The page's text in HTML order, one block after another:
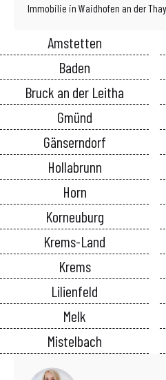
Immobilie in Waidhofen an der
Amstetten
Baden
Bruck an der Leitha
Gmünd
Gänserndorf
Hollabrunn
Horn
Korneuburg
Krems-Land
Krems
Lilienfeld
Melk
Mistelbach